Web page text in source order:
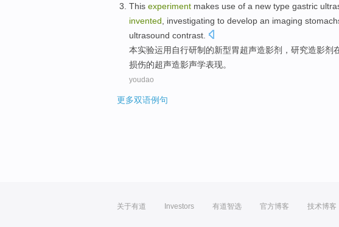
This experiment makes use of a new type gastric
invented
investigating to develop an imaging
ultrasound contrast.
本实验运用 自行研制 的新型胃超声造影剂， 研究造影剂
损伤的超声造影声学表现。
youdao
更多双语例句
关于有道 Investors 有道智选 官方博客 技术博客